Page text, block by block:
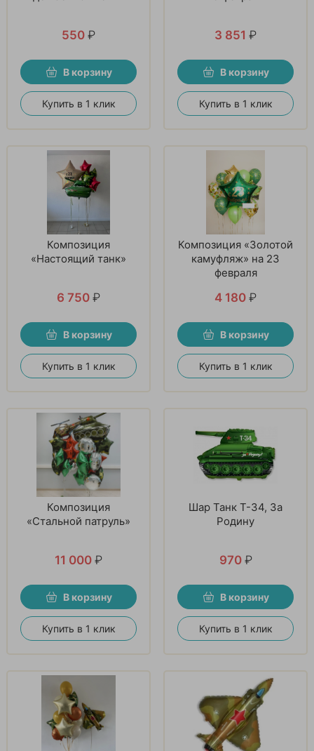
550 ₽
В корзину
Купить в 1 клик
3 851 ₽
В корзину
Купить в 1 клик
Композиция
«Настоящий танк»
6 750 ₽
В корзину
Купить в 1 клик
Композиция «Золотой
камуфляж» на 23
февраля
4 180 ₽
В корзину
Купить в 1 клик
Композиция
«Стальной патруль»
11 000 ₽
В корзину
Купить в 1 клик
Шар Танк T-34, За
Родину
970 ₽
В корзину
Купить в 1 клик